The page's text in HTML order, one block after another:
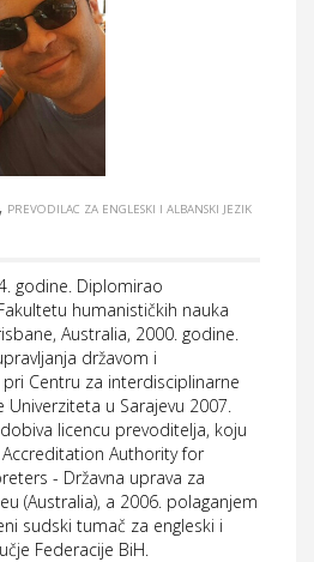
PREVODILAC ZA ENGLESKI I ALBANSKI JEZIK
godine. Diplomirao
humanističkih nauka
Australia, 2000. godine.
državom i
Centru za interdisciplinarne
u Sarajevu 2007.
licencu prevoditelja, koju
Accreditation Authority for
- Državna uprava za
(Australia), a 2006. polaganjem
sudski tumač za engleski i
Federacije BiH.